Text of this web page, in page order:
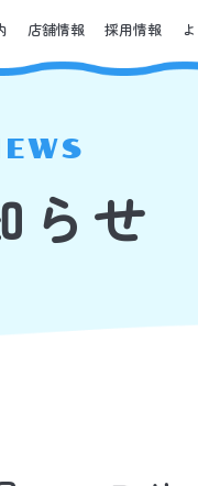
店舗情報 採用情報
らせ